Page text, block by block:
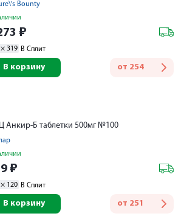
Bounty
₽
× 319 В Сплит
от 254
В корзину
Анкир-Б таблетки 500мг №100
₽
× 120 В Сплит
от 251
В корзину